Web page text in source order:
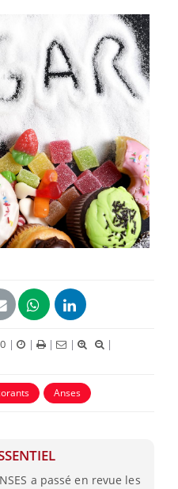
| | | |
|
Anses
a passé en revue les